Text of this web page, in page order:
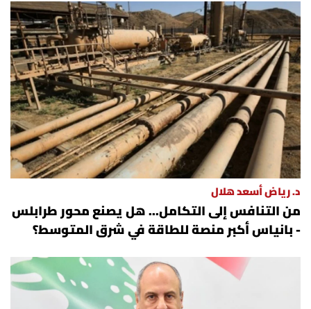
د. رياض أسعد هلال
من التنافس إلى التكامل... هل يصنع محور طرابلس
- بانياس أكبر منصة للطاقة في شرق المتوسط؟